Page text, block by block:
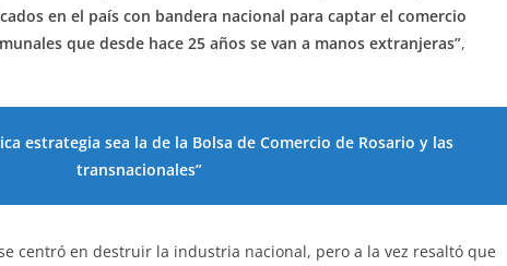
en el país con bandera nacional para captar el comercio
que desde hace 25 años se van a manos extranjeras”,
estrategia sea la de la Bolsa de Comercio de Rosario y las
transnacionales”
centró en destruir la industria nacional, pero a la vez resaltó que